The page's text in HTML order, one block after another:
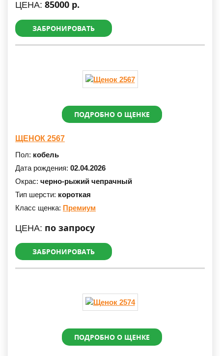
ЦЕНА: 85000 р.
ЗАБРОНИРОВАТЬ
ПОДРОБНО О ЩЕНКЕ
ЩЕНОК 2567
Пол: кобель
Дата рождения: 02.04.2026
Окрас: черно-рыжий чепрачный
Тип шерсти: короткая
Класс щенка: Премиум
ЦЕНА: по запросу
ЗАБРОНИРОВАТЬ
ПОДРОБНО О ЩЕНКЕ